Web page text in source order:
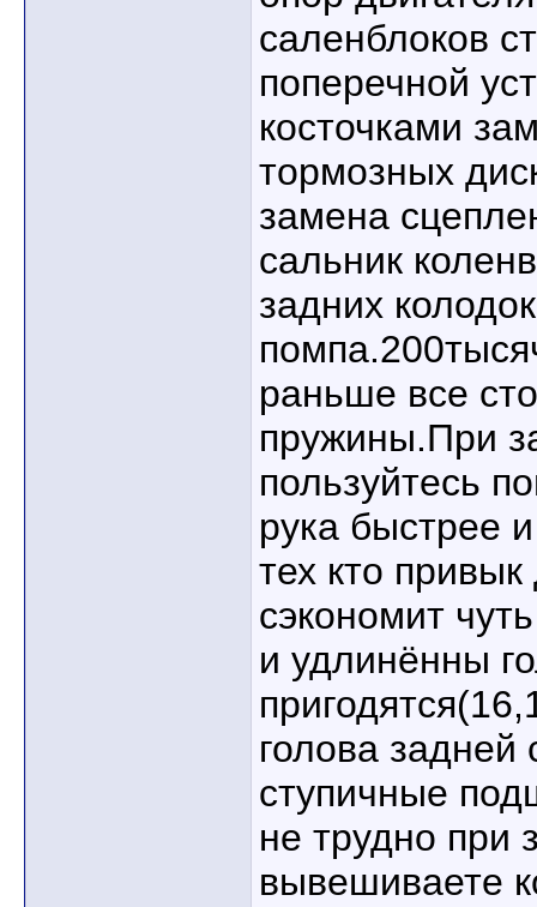
саленблоков
поперечной
косточками
тормозных
замена
сальник
задних
раньше все
пружины.При
пользуйтесь
рука быстрее
тех кто
сэкономит
и удлинённы
голова
ступичные
не трудно при
вывешиваете